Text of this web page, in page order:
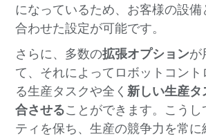
になっているため、お客様の設備
合わせた設定が可能です。
さらに、多数の拡張オプションが
て、それによってロボットコント
る生産タスクや全く新しい生産タ
合させることができます。こうし
ティを保ち、生産の競争力を常